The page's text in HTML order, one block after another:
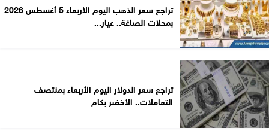
تراجع سعر الذهب اليوم الأربعاء 5 أغسطس 2026
بمحلات الصاغة.. عيار...
تراجع سعر الدولار اليوم الأربعاء بمنتصف
التعاملات.. الأخضر بكام